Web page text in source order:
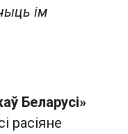
ім
Беларусі»
расіяне